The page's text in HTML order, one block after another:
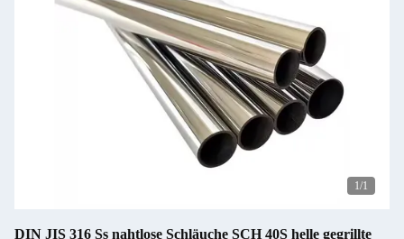
1/1
DIN JIS 316 Ss nahtlose Schläuche SCH 40S helle gegrillte